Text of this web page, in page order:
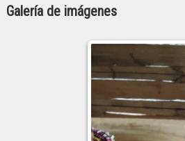
Galería de imágenes